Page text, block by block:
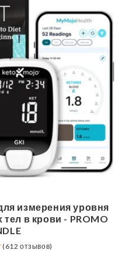
измерения уровня
в крови - PROMO
(612 отзывов)